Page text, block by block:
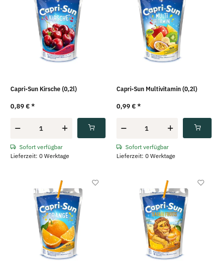
Capri-Sun Kirsche (0,2l)
0,89 €*
Sofort verfügbar
Lieferzeit: 0 Werktage
Capri-Sun Multivitamin (0,2l)
0,99 €*
Sofort verfügbar
Lieferzeit: 0 Werktage